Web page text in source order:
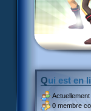
Qui est en
Actuellement
0 membre